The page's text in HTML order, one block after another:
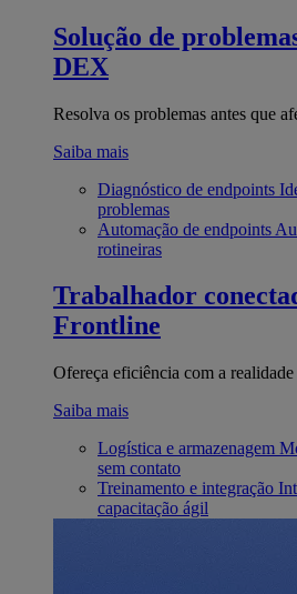
Solução de
DEX
Resolva os problemas antes que
Saiba mais
Diagnóstico de endpoints
problemas
Automação de endpoints
rotineiras
Trabalhador
Frontline
Ofereça eficiência com a
Saiba mais
Logística e armazenagem
sem contato
Treinamento e integração
capacitação ágil